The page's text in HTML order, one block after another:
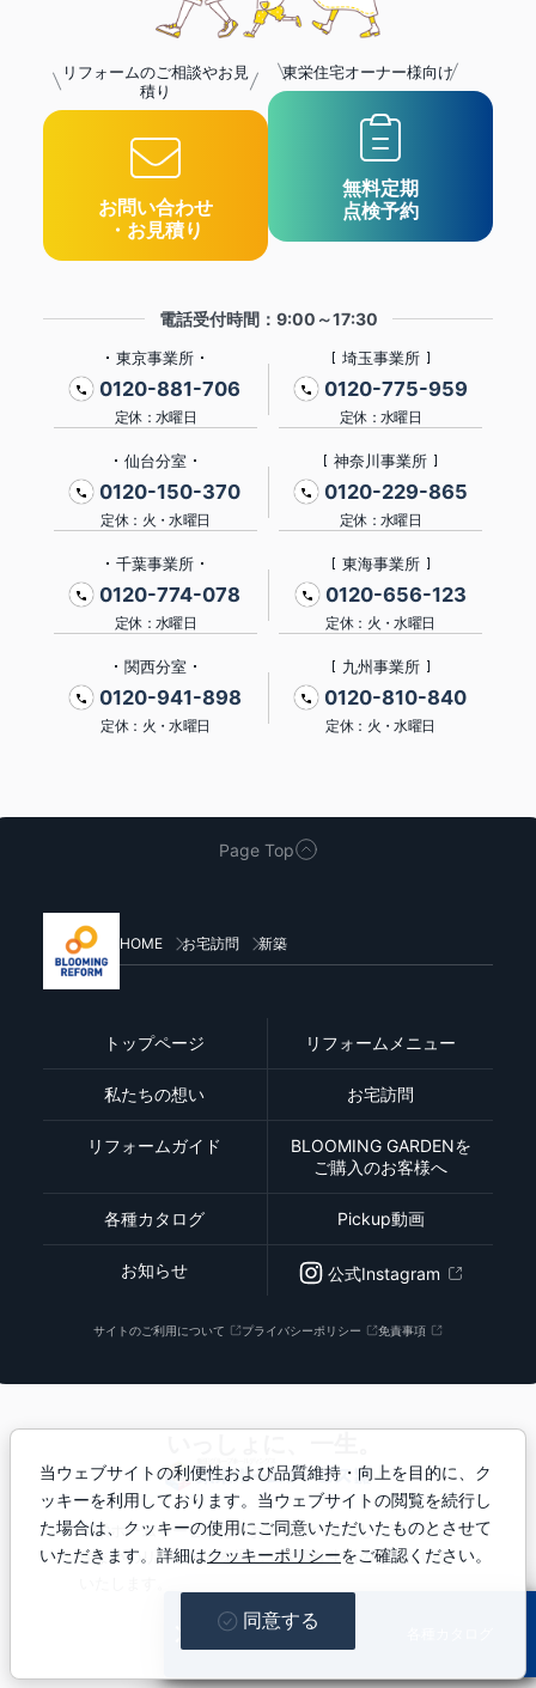
リフォームのご相談やお見
積り
お問い合わせ
・お見積り
東栄住宅オーナー様向け
無料定期
点検予約
東京事業所
0120-881-706
定休：水曜日
埼玉事業所
0120-775-959
定休：水曜日
仙台分室
0120-150-370
定休：火・水曜日
神奈川事業所
0120-229-865
定休：水曜日
千葉事業所
0120-774-078
定休：水曜日
東海事業所
0120-656-123
定休：火・水曜日
関西分室
0120-941-898
定休：火・水曜日
九州事業所
0120-810-840
定休：火・水曜日
電話受付時間：9:00～17:30
お問い合わせ
HOME お宅訪問 新築
Page Top
トップページ リフォームメニュー
私たちの想い お宅訪問
リフォームガイド
BLOOMING GARDENを
ご購入のお客様へ
各種カタログ Pickup動画
お知らせ 公式Instagram
サイトのご利用について プライバシーポリシー 免責事項
東栄ホームサービスは、お客さまの暮らしに寄り添い
住まいのリフォームを通じて快適な生活のお手伝いを
© Toei Home Service Inc.
当ウェブサイトの利便性および品質維持・向上を目的に、ク
ッキーを利用しております。当ウェブサイトの閲覧を続行し
た場合は、クッキーの使用にご同意いただいたものとさせて
いただきます。詳細はクッキーポリシーをご確認ください。
同意する